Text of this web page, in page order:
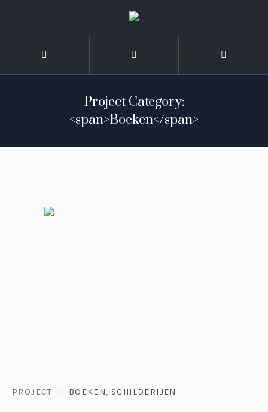
Project Category:
<span>Boeken</span>
PROJECT BOEKEN, SCHILDERIJEN